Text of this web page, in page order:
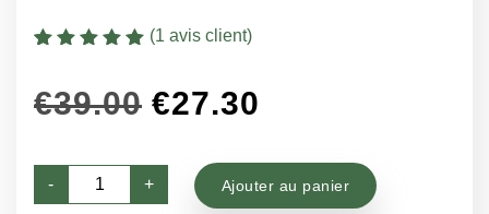
notation client
(1 avis client)
€39.00 Le
initial
€27.30
actuel
-
quantité
de
+ Ajouter au panier